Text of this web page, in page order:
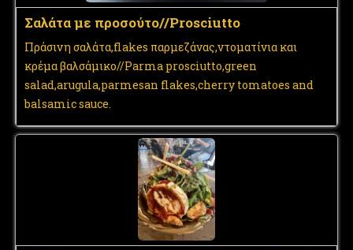
Σαλάτα με προσούτο//Prosciutto
Πράσινη σαλάτα,flakes παρμεζάνας,ντοματίνια και
κρέμα βαλσάμικο//Parma prosciutto,green
salad,arugula,parmesan flakes,cherry tomatoes and
balsamic sauce.